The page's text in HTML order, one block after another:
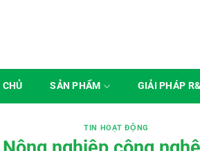
SẢN PHẨM GIẢI PHÁP
TIN HOẠT ĐỘNG